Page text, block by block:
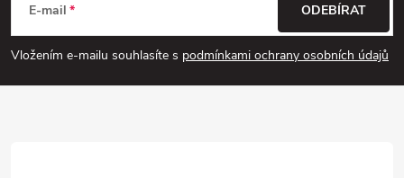
p
a
E-mail
Vložením e-mailu souhlasíte s podmínkami ochrany osobních údajů
ODEBÍRAT